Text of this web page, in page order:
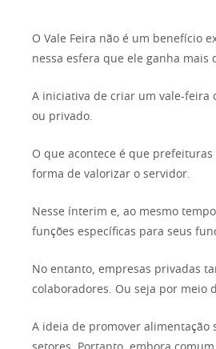
O Vale Feira não é um benefício
nessa esfera que ele ganha mais
A iniciativa de criar um vale-feira
ou privado.
O que acontece é que
forma de valorizar o servidor.
Nesse ínterim e, ao mesmo
funções específicas para seus
No entanto, empresas privadas
colaboradores. Ou seja por meio
A ideia de promover alimentação